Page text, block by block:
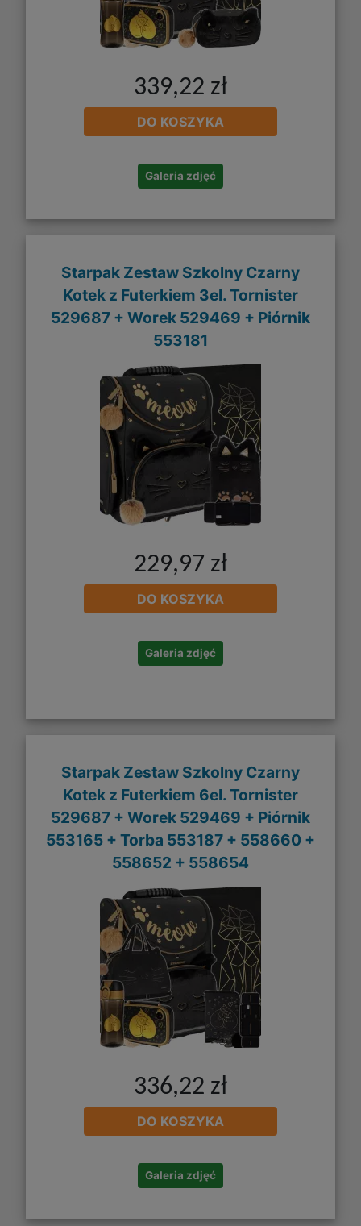
339,22 zł
DO KOSZYKA
Galeria zdjęć
Starpak Zestaw Szkolny Czarny
Kotek z Futerkiem 3el. Tornister
529687 + Worek 529469 + Piórnik
553181
229,97 zł
DO KOSZYKA
Galeria zdjęć
Starpak Zestaw Szkolny Czarny
Kotek z Futerkiem 6el. Tornister
529687 + Worek 529469 + Piórnik
553165 + Torba 553187 + 558660 +
558652 + 558654
336,22 zł
DO KOSZYKA
Galeria zdjęć